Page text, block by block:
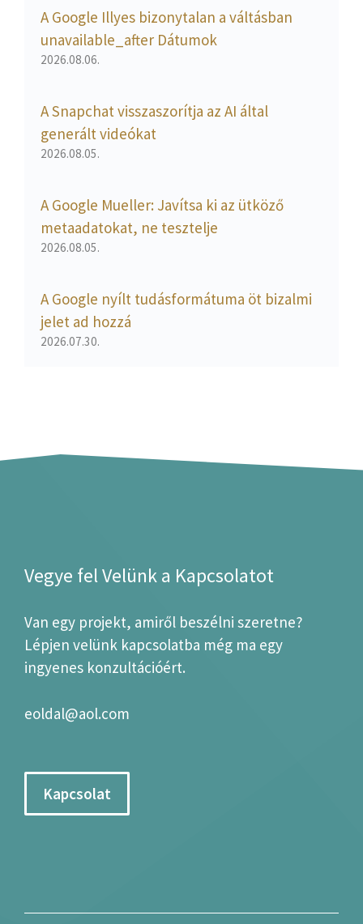
A Google Illyes bizonytalan a váltásban
unavailable_after Dátumok
2026.08.06.
A Snapchat visszaszorítja az AI által
generált videókat
2026.08.05.
A Google Mueller: Javítsa ki az ütköző
metaadatokat, ne tesztelje
2026.08.05.
A Google nyílt tudásformátuma öt bizalmi
jelet ad hozzá
2026.07.30.
Vegye fel Velünk a Kapcsolatot
Van egy projekt, amiről beszélni szeretne?
Lépjen velünk kapcsolatba még ma egy
ingyenes konzultációért.
eoldal@aol.com
Kapcsolat